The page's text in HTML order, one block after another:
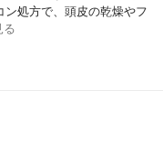
ン処方で、頭皮の乾燥やフ
る